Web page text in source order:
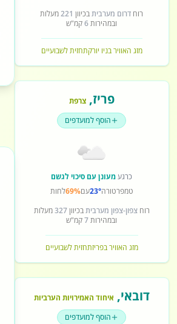
רוח דרום מערביתבכיוון 221מעלות
ובמהירות6קמ"ש
מזג האוויר בניו יורקתחזית לשבועיים
פריז,צרפת
הוסף למועדפים
כרגעמעונן עם סיכוי לגשם
טמפרטורה23°עם69%לחות
רוחצפון-צפון מערביתבכיוון327מעלות
ובמהירות7קמ"ש
מזג האוויר בפריזתחזית לשבועיים
דובאי, איחוד האמירויות הערביות
הוסף למועדפים